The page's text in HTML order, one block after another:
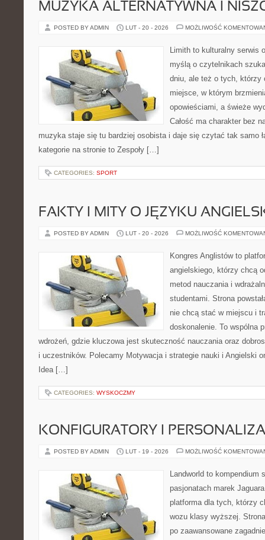
MUZYKA ALTERNATYWNA I
POSTED BY ADMIN LUT - 20 - 2026 MOŻLIWOŚĆ
Limith to kulturalny serwis
myślą o czytelnikach
dniu, ale też o tych, którzy
miejsce, w którym
opowieściami, a świeże
Całość ma charakter bez
muzyka staje się tu bardziej osobista i daje się czytać tak samo
kategorie na stronie to Zespoły […]
CATEGORIES: SPORT
FAKTY I MITY O JĘZYKU
POSTED BY ADMIN LUT - 20 - 2026 MOŻLIWOŚĆ
Kongres Anglistów to
angielskiego, którzy chcą
metod nauczania i
studentami. Strona
nie chcą stać w miejscu i
doskonalenie. To wspólna
wdrożeń, gdzie kluczowa jest skuteczność nauczania oraz
i uczestników. Polecamy Motywacja i strategie nauki i Angielski
Idea […]
CATEGORIES: WYSKOCZMY
KONFIGURATORY I
POSTED BY ADMIN LUT - 19 - 2026 MOŻLIWOŚĆ
Landworld to kompendium
pasjonatach marek
platforma dla tych, którzy
wozu klasy wyższej.
po zaawansowane